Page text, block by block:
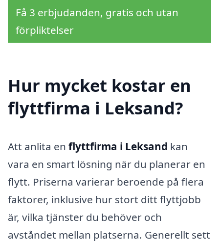
Få 3 erbjudanden, gratis och utan
förpliktelser
Hur mycket kostar en
flyttfirma i Leksand?
Att anlita en flyttfirma i Leksand kan
vara en smart lösning när du planerar en
flytt. Priserna varierar beroende på flera
faktorer, inklusive hur stort ditt flyttjobb
är, vilka tjänster du behöver och
avståndet mellan platserna. Generellt sett